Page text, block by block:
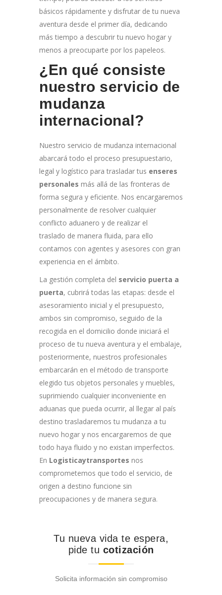
básicos rápidamente y disfrutar de tu nueva
aventura desde el primer día, dedicando
más tiempo a descubrir tu nuevo hogar y
menos a preocuparte por los papeleos.
¿En qué consiste
nuestro servicio de
mudanza
internacional?
Nuestro servicio de mudanza internacional
abarcará todo el proceso presupuestario,
legal y logístico para trasladar tus enseres
personales más allá de las fronteras de
forma segura y eficiente. Nos encargaremos
personalmente de resolver cualquier
conflicto aduanero y de realizar el
traslado de manera fluida, para ello
contamos con agentes y asesores con gran
experiencia en el ámbito.
La gestión completa del servicio puerta a
puerta, cubrirá todas las etapas: desde el
asesoramiento inicial y el presupuesto,
ambos sin compromiso, seguido de la
recogida en el domicilio donde iniciará el
proceso de tu nueva aventura y el embalaje,
posteriormente, nuestros profesionales
embarcarán en el método de transporte
elegido tus objetos personales y muebles,
suprimiendo cualquier inconveniente en
aduanas que pueda ocurrir, al llegar al país
destino trasladaremos tu mudanza a tu
nuevo hogar y nos encargaremos de que
todo haya fluido y no existan imperfectos.
En Logisticaytransportes nos
comprometemos que todo el servicio, de
origen a destino funcione sin
preocupaciones y de manera segura.
Tu nueva vida te espera,
pide tu cotización
Solicita información sin compromiso